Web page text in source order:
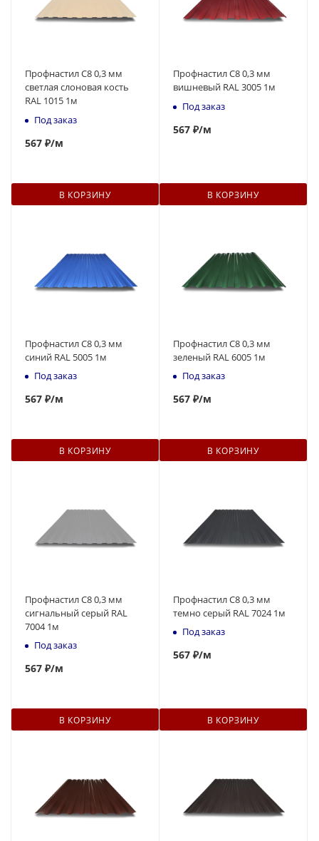
Профнастил С8 0,3 мм
светлая слоновая кость
RAL 1015 1м
Под заказ
567 ₽/м
В КОРЗИНУ
Профнастил С8 0,3 мм
вишневый RAL 3005 1м
Под заказ
567 ₽/м
В КОРЗИНУ
Профнастил С8 0,3 мм
синий RAL 5005 1м
Под заказ
567 ₽/м
В КОРЗИНУ
Профнастил С8 0,3 мм
зеленый RAL 6005 1м
Под заказ
567 ₽/м
В КОРЗИНУ
Профнастил С8 0,3 мм
сигнальный серый RAL
7004 1м
Под заказ
567 ₽/м
В КОРЗИНУ
Профнастил С8 0,3 мм
темно серый RAL 7024 1м
Под заказ
567 ₽/м
В КОРЗИНУ